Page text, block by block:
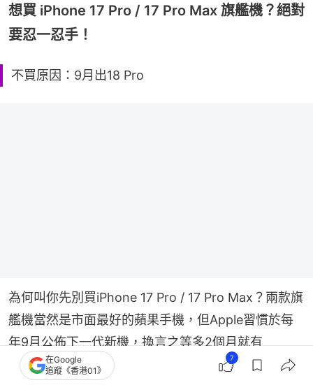
想買 iPhone 17 Pro / 17 Pro Max 旗艦機？絕對
要忍一忍手！
不買原因：9月出18 Pro
為何叫你先別買iPhone 17 Pro / 17 Pro Max？兩款旗
艦機當然是市面最好的蘋果手機，但Apple習慣於每
年9月公佈下一代新機，換言之等多2個月就有
iPhone 18 Pro / 18 Pro Max，相信會將17 Pro 修改
在Google
追蹤《香港01》
7